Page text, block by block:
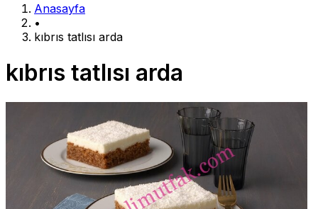
Anasayfa
•
kıbrıs tatlısı arda
kıbrıs tatlısı arda